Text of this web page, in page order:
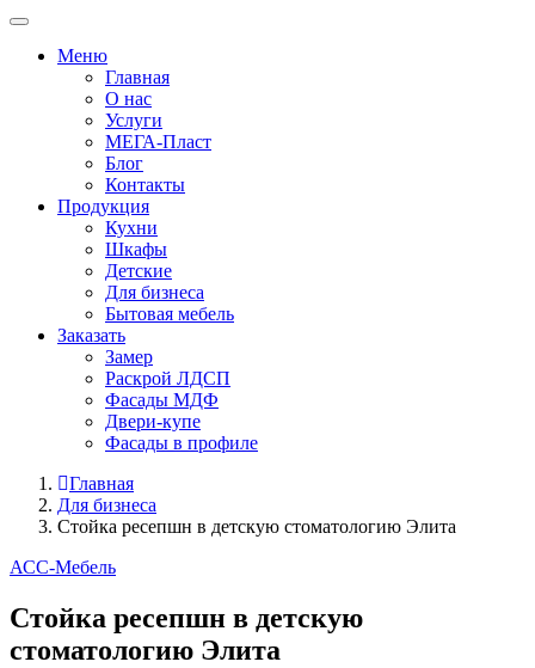
Меню
Главная
О нас
Услуги
МЕГА-Пласт
Блог
Контакты
Продукция
Кухни
Шкафы
Детские
Для бизнеса
Бытовая мебель
Заказать
Замер
Раскрой ЛДСП
Фасады МДФ
Двери-купе
Фасады в профиле
Главная
Для бизнеса
Стойка ресепшн в детскую стоматологию Элита
АСС-Мебель
Стойка ресепшн в детскую
стоматологию Элита